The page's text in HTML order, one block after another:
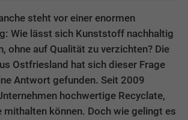
steht vor einer enormen
Wie lässt sich Kunststoff nachhaltig
ohne auf Qualität zu verzichten? Die
Ostfriesland hat sich dieser Frage
Antwort gefunden. Seit 2009
hochwertige Recyclate,
mithalten können. Doch wie gelingt es